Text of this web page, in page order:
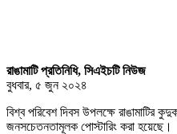
রাঙামাটি প্রতিনিধি, সিএইচটি নিউজ
বুধবার, ৫ জুন ২০২৪
বিশ্ব পরিবেশ দিবস উপলক্ষে রাঙামাটির
জনসচেতনতামূলক পোস্টারিং করা হয়েছে।